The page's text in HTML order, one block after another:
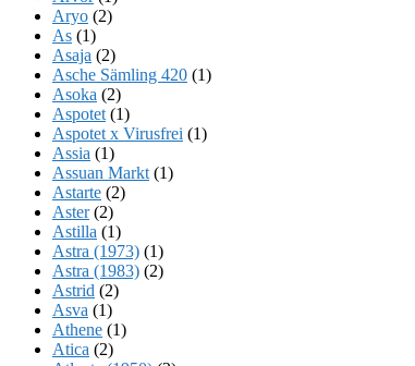
Aryo (2)
As (1)
Asaja (2)
Asche Sämling 420 (1)
Asoka (2)
Aspotet (1)
Aspotet x Virusfrei (1)
Assia (1)
Assuan Markt (1)
Astarte (2)
Aster(2)
Astilla (1)
Astra (1973) (1)
Astra (1983) (2)
Astrid (2)
Asva (1)
Athene (1)
Atica (2)